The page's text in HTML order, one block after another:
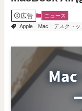
広告
ニュース
Apple
Mac デスクトッ